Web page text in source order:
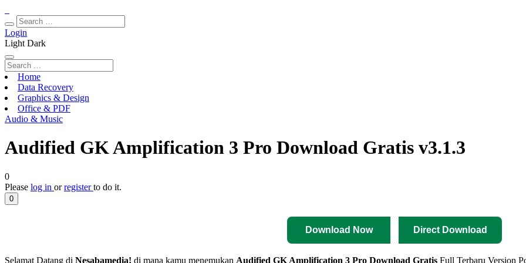
Login
Light Dark
Home
Data Recovery
Graphics & Design
Office & PDF
Audio & Music
Audified GK Amplification 3 Pro Download Gratis v3.1.3
0
Please log in orregisterto do it.
0
Download Now Direct Download
Selamat Datang di Nesabamedia! di mana kamu menemukan Audified GK Amplification 3 Pro Download Gratis Full Terbaru Version